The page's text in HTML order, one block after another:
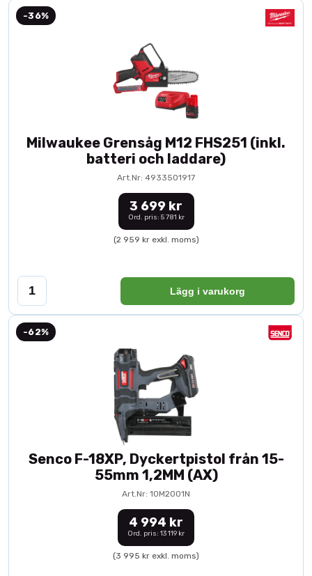
-36%
Milwaukee Grensåg M12 FHS251 (inkl.
batteri och laddare)
Art.Nr: 4933501917
3 699 kr
Ord. pris: 5 781 kr
(2 959 kr exkl. moms)
Lägg i varukorg
-62%
Senco F-18XP, Dyckertpistol från 15-
55mm 1,2MM (AX)
Art.Nr: 10M2001N
4 994 kr
Ord. pris: 13 119 kr
(3 995 kr exkl. moms)